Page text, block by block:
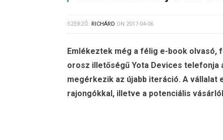
SZERZŐ: RICHÁRD ON 2017-04-06
Emlékeztek még a félig e-book
orosz illetőségű Yota Devices telefonja
megérkezik az újabb iteráció. A
rajongókkal, illetve a potenciális